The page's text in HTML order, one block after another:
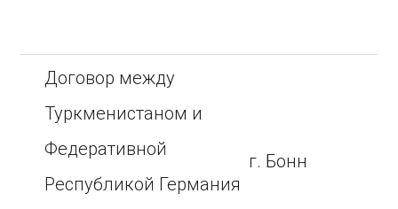
Договор между
Туркменистаном и
Федеративной
Республикой Германия
г. Бонн